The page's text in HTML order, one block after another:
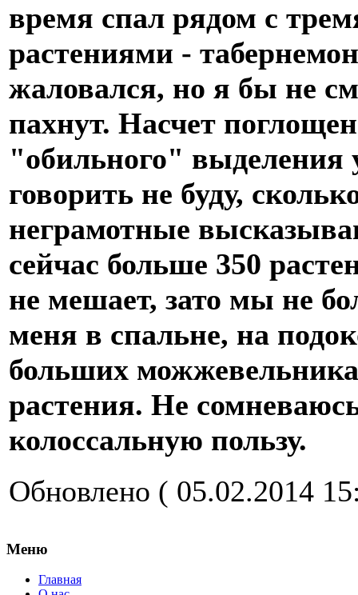
время спал рядом с
растениями -
жаловался, но я бы не
пахнут. Насчет
"обильного" выделения
говорить не буду,
неграмотные
сейчас больше 350
не мешает, зато мы не
меня в спальне, на
больших
растения. Не
колоссальную пользу.
Обновлено ( 05.02.2014
Меню
Главная